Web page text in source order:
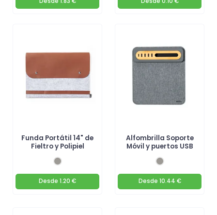
Funda Portátil 14" de
Fieltro y Polipiel
Desde 1.20 €
Alfombrilla Soporte
Móvil y puertos USB
Desde 10.44 €